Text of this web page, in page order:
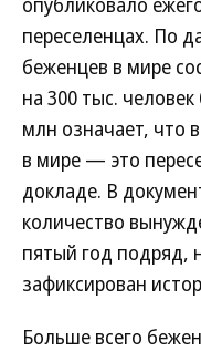
переселенцах. По
беженцев в мире
на 300 тыс.
млн означает, что
в мире — это
докладе. В
количество
пятый год подряд,
зафиксирован
Больше всего